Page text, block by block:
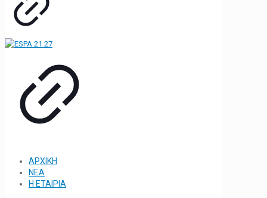
ΑΡΧΙΚΗ
ΝΕΑ
Η ΕΤΑΙΡΙΑ